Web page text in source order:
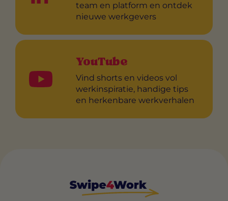
team en platform en ontdek
nieuwe werkgevers
YouTube
Vind shorts en videos vol
werkinspiratie, handige tips
en herkenbare werkverhalen